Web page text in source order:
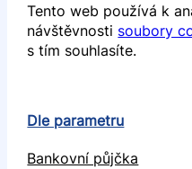
Tento web používá k
návštěvnosti soubory
s tím souhlasíte.
Dle parametru
Bankovní půjčka